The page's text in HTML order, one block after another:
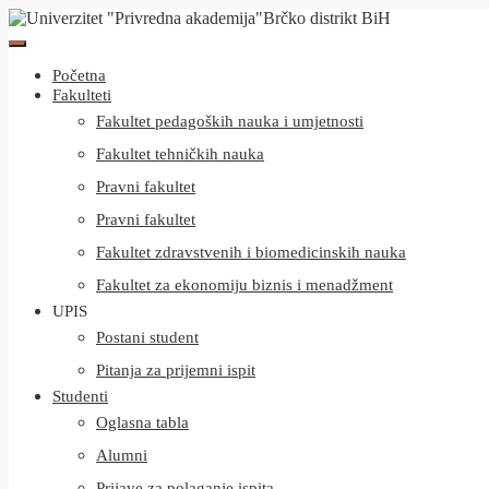
Početna
Fakulteti
Fakultet pedagoških nauka i umjetnosti
Fakultet tehničkih nauka
Pravni fakultet
Pravni fakultet
Fakultet zdravstvenih i biomedicinskih nauka
Fakultet za ekonomiju biznis i menadžment
UPIS
Postani student
Pitanja za prijemni ispit
Studenti
Oglasna tabla
Alumni